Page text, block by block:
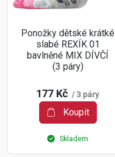
Ponožky dětské krátké
slabé REXÍK 01
bavlněné MIX DÍVČÍ
(3 páry)
177 Kč / 3 páry
Koupit
Skladem